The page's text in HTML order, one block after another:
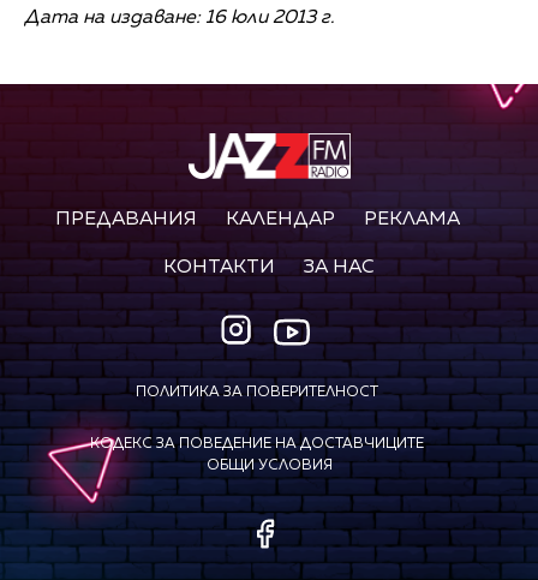
Дата на издаване: 16 юли 2013 г.
ПРЕДАВАНИЯ КАЛЕНДАР РЕКЛАМА
КОНТАКТИ ЗА НАС
ПОЛИТИКА ЗА ПОВЕРИТЕЛНОСТ
КОДЕКС ЗА ПОВЕДЕНИЕ НА ДОСТАВЧИЦИТЕ
ОБЩИ УСЛОВИЯ